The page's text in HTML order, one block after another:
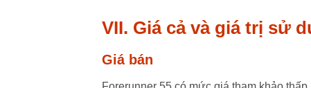
VII. Giá cả và giá trị sử
Giá bán